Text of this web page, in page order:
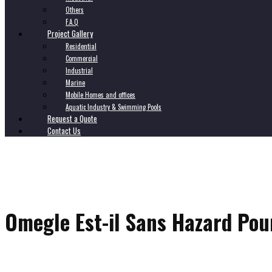
Others
F.A.Q
Project Gallery
Residential
Commercial
Industrial
Marine
Mobile Homes and offices
Aquatic Industry & Swimming Pools
Request a Quote
Contact Us
Omegle Est-il Sans Hazard